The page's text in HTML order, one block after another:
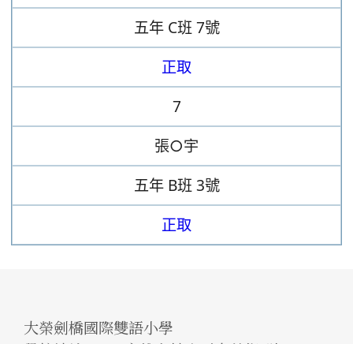
五年 C班 7號
正取
7
張○宇
五年 B班 3號
正取
大榮劍橋國際雙語小學